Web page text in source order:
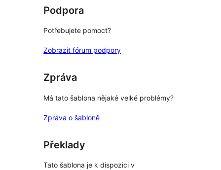
Podpora
Potřebujete pomoct?
Zobrazit fórum podpory
Zpráva
Má tato šablona nějaké velké problémy?
Zpráva o šabloně
Překlady
Tato šablona je k dispozici v